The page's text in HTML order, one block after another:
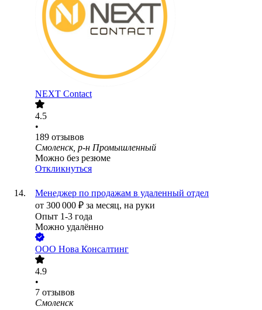
NEXT Contact
4.5
•
189 отзывов
Смоленск, р-н Промышленный
Можно без резюме
Откликнуться
Менеджер по продажам в удаленный отдел
от 300 000 ₽ за месяц, на руки
Опыт 1-3 года
Можно удалённо
ООО Нова Консалтинг
4.9
•
7 отзывов
Смоленск